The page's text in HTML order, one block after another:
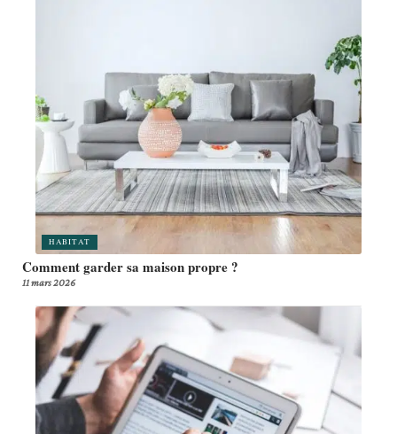
HABITAT
Comment garder sa maison propre ?
11 mars 2026